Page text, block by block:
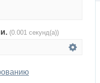
(0.001 секунд(а))